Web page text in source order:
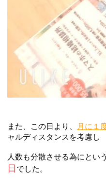
また、この日より、 月に１
ャルディスタンスを考慮し
人数も分散させる為にとい
日 でした。